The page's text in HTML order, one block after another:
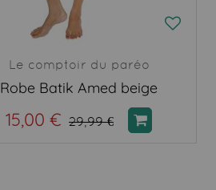
Le comptoir du paréo
Robe Batik Amed beige
15,00 € 29,99 €